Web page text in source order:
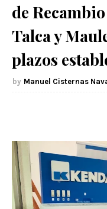
de
Talca y
plazos
Manuel Cisternas